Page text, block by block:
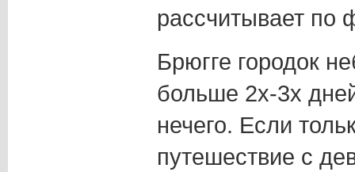
рассчитывает по
Брюгге городок
больше 2х-3х
нечего. Если
путешествие с